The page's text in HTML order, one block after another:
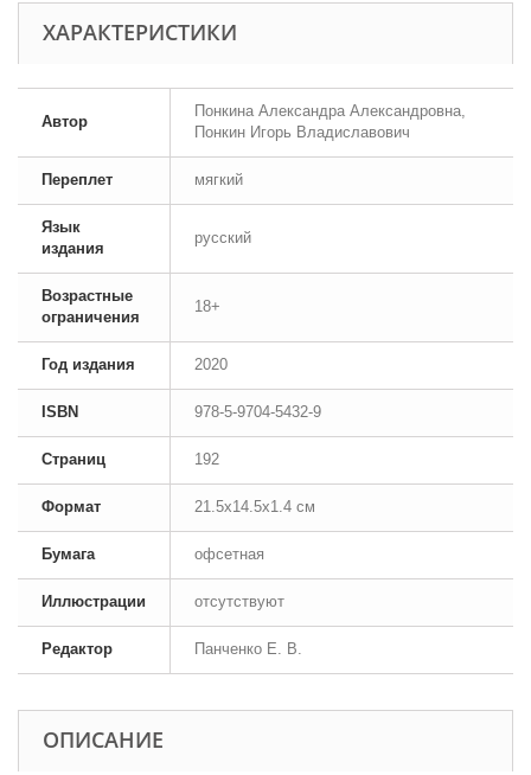
ХАРАКТЕРИСТИКИ
Автор
Понкина Александра Александровна,
Понкин Игорь Владиславович
Переплет мягкий
Язык
издания
русский
Возрастные
ограничения
18+
Год издания 2020
ISBN 978-5-9704-5432-9
Страниц 192
Формат 21.5x14.5x1.4 см
Бумага офсетная
Иллюстрации отсутствуют
Редактор Панченко Е. В.
ОПИСАНИЕ